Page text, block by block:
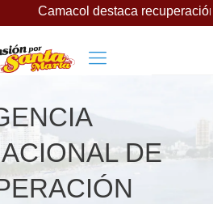
Camacol destaca
DE